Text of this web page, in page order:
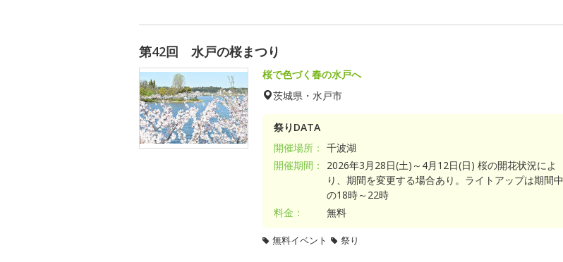
第42回 水戸の桜まつり
桜で色づく春の水戸へ
茨城県・水戸市
祭りDATA
開催場所： 千波湖
開催期間：
2026年3月28日(土)～4月12日(日) 桜の開花状況によ
り、期間を変更する場合あり。ライトアップは期間中
の18時～22時
料金：
無料
無料イベント 祭り